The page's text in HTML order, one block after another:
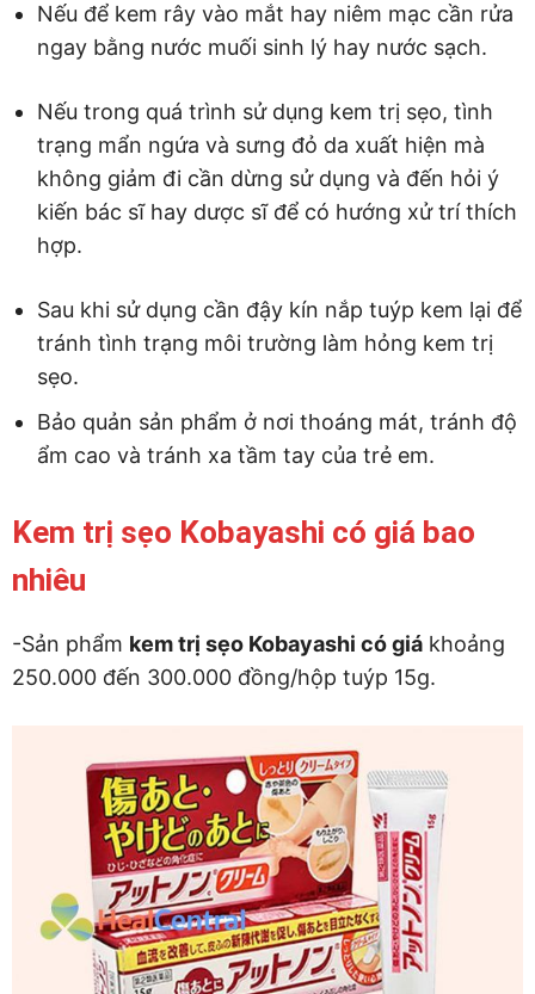
Nếu để kem rây vào mắt hay niêm mạc cần rửa
ngay bằng nước muối sinh lý hay nước sạch.
Nếu trong quá trình sử dụng kem trị sẹo, tình
trạng mẩn ngứa và sưng đỏ da xuất hiện mà
không giảm đi cần dừng sử dụng và đến hỏi ý
kiến bác sĩ hay dược sĩ để có hướng xử trí thích
hợp.
Sau khi sử dụng cần đậy kín nắp tuýp kem lại để
tránh tình trạng môi trường làm hỏng kem trị
sẹo.
Bảo quản sản phẩm ở nơi thoáng mát, tránh độ
ẩm cao và tránh xa tầm tay của trẻ em.
Kem trị sẹo Kobayashi có giá bao
nhiêu
-Sản phẩm kem trị sẹo Kobayashi có giá khoảng
250.000 đến 300.000 đồng/hộp tuýp 15g.